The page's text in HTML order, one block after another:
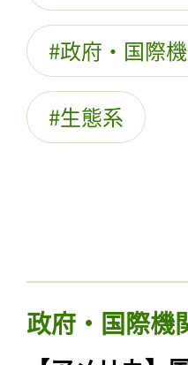
政府・国際
生態系
政府・国際機